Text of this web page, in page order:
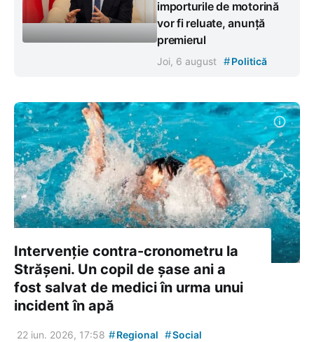
importurile de motorină
vor fi reluate, anunță
premierul
Joi, 6 august #Politică
Intervenție contra-cronometru la
Strășeni. Un copil de șase ani a
fost salvat de medici în urma unui
incident în apă
22 iun. 2026, 17:58 #Regional #Social